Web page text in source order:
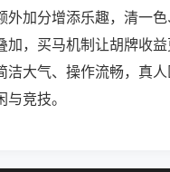
加分增添乐趣，清一
加，买马机制让胡牌收
大气、操作流畅，真
竞技。